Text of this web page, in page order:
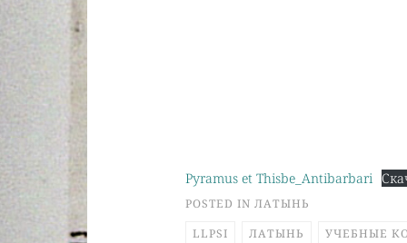
Pyramus et Thisbe_Antibarbari
POSTED IN ЛАТЫНЬ
LLPSI
ЛАТЫНЬ УЧЕБНЫЕ